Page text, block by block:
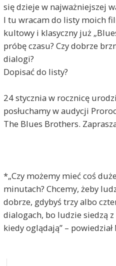
się dzieje w najważniejszej
I tu wracam do listy moich
kultowy i klasyczny już
próbę czasu? Czy dobrze
dialogi?
Dopisać do listy?
24 stycznia w rocznicę
posłuchamy w audycji
The Blues Brothers.
*„Czy możemy mieć coś
minutach? Chcemy, żeby
dobrze, gdybyś trzy albo
dialogach, bo ludzie siedzą
kiedy oglądają” –